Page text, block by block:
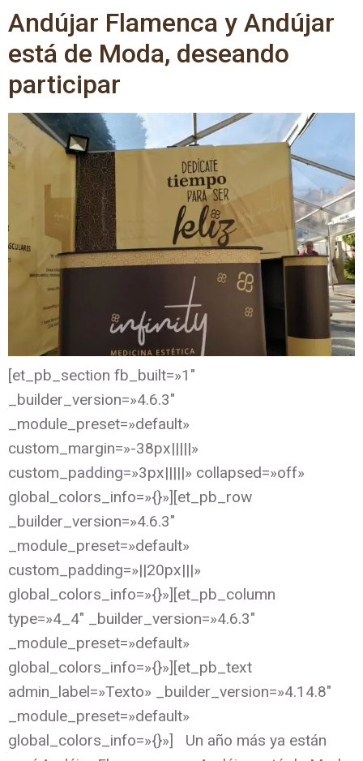
Andújar Flamenca y Andújar
está de Moda, deseando
participar
[et_pb_section fb_built=»1″
_builder_version=»4.6.3″
_module_preset=»default»
custom_margin=»-38px|||||»
custom_padding=»3px|||||» collapsed=»off»
global_colors_info=»{}»][et_pb_row
_builder_version=»4.6.3″
_module_preset=»default»
custom_padding=»||20px|||»
global_colors_info=»{}»][et_pb_column
type=»4_4″ _builder_version=»4.6.3″
_module_preset=»default»
global_colors_info=»{}»][et_pb_text
admin_label=»Texto» _builder_version=»4.14.8″
_module_preset=»default»
global_colors_info=»{}»] Un año más ya están